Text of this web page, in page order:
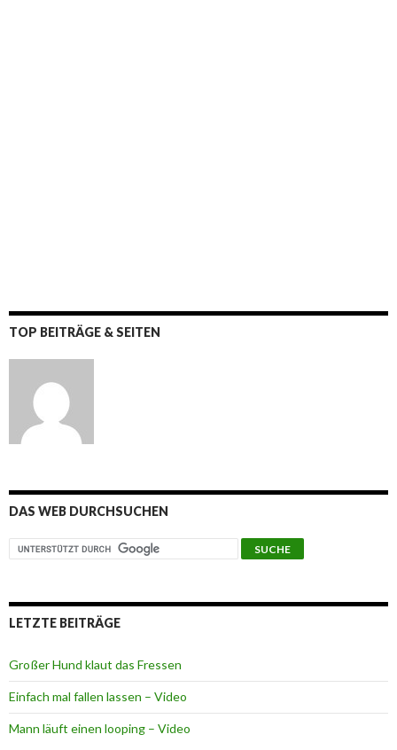
TOP BEITRÄGE & SEITEN
DAS WEB DURCHSUCHEN
LETZTE BEITRÄGE
Großer Hund klaut das Fressen
Einfach mal fallen lassen – Video
Mann läuft einen looping – Video